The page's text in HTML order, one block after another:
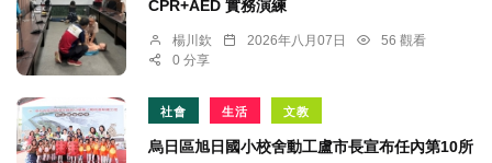
CPR+AED 實務演練
楊川欽 2026年八月07日
56 觀看
0 分享
社會 生活 文教
烏日區旭日國小校舍動工盧市長宣布任內第10所